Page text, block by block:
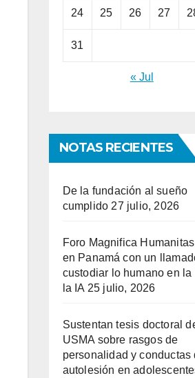
24 25 26 27
31
« Jul
NOTAS RECIENTES
De la fundación al sueño
cumplido 27 julio, 2026
Foro Magnifica
en Panamá con un
custodiar lo humano en la
la IA 25 julio, 2026
Sustentan tesis doctoral
USMA sobre rasgos de
personalidad y conductas
autolesión en